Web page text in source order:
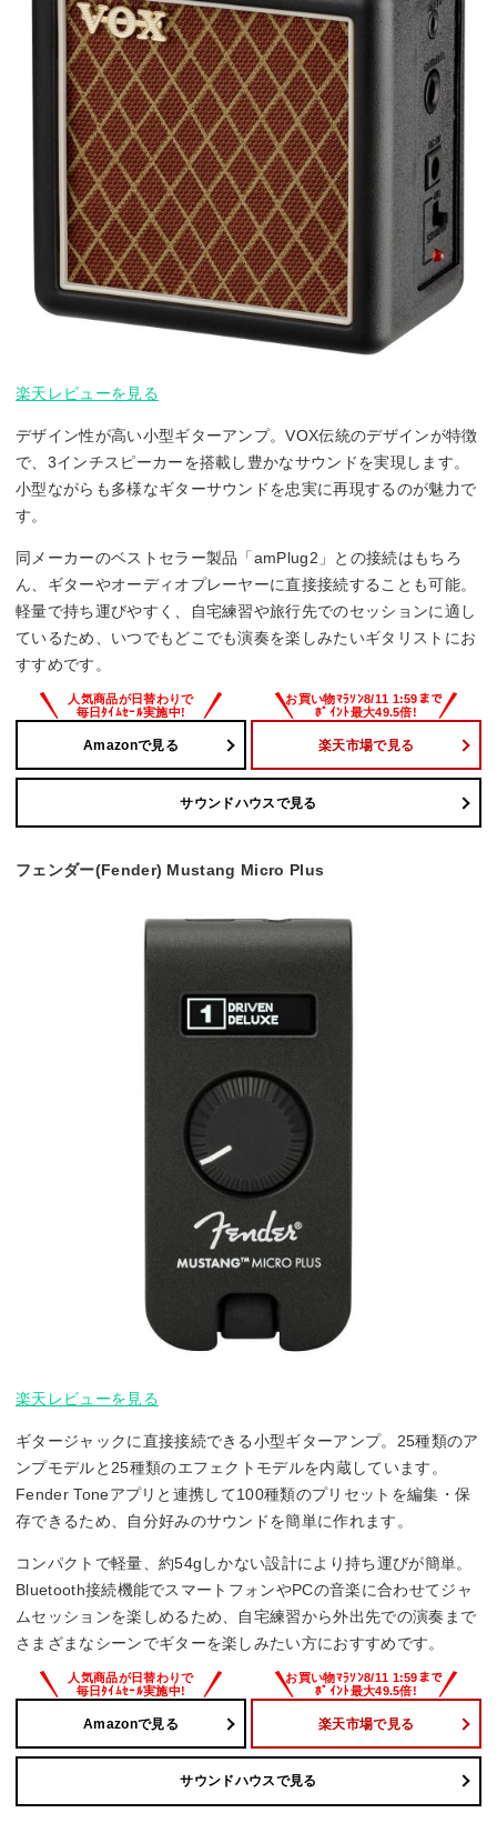
楽天レビューを見る
デザイン性が高い小型ギターアンプ。VOX伝統のデザインが特徴
で、3インチスピーカーを搭載し豊かなサウンドを実現します。
小型ながらも多様なギターサウンドを忠実に再現するのが魅力で
す。
同メーカーのベストセラー製品「amPlug2」との接続はもちろ
ん、ギターやオーディオプレーヤーに直接接続することも可能。
軽量で持ち運びやすく、自宅練習や旅行先でのセッションに適し
ているため、いつでもどこでも演奏を楽しみたいギタリストにお
すすめです。
Amazonで見る 楽天市場で見る
サウンドハウスで見る
フェンダー(Fender) Mustang Micro Plus
楽天レビューを見る
ギタージャックに直接接続できる小型ギターアンプ。25種類のア
ンプモデルと25種類のエフェクトモデルを内蔵しています。
Fender Toneアプリと連携して100種類のプリセットを編集・保
存できるため、自分好みのサウンドを簡単に作れます。
コンパクトで軽量、約54gしかない設計により持ち運びが簡単。
Bluetooth接続機能でスマートフォンやPCの音楽に合わせてジャ
ムセッションを楽しめるため、自宅練習から外出先での演奏まで
さまざまなシーンでギターを楽しみたい方におすすめです。
Amazonで見る 楽天市場で見る
サウンドハウスで見る